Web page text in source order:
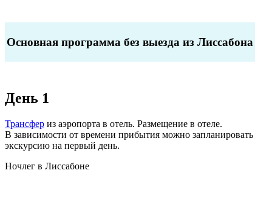
Основная программа без выезда из Лиссабона
День 1
Трансфер из аэропорта в отель. Размещение в отеле.
В зависимости от времени прибытия можно запланировать
экскурсию на первый день.
Ночлег в Лиссабоне